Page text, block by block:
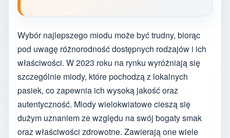
Wybór najlepszego miodu może być trudny, biorąc
pod uwagę różnorodność dostępnych rodzajów i ich
właściwości. W 2023 roku na rynku wyróżniają się
szczególnie miody, które pochodzą z lokalnych
pasiek, co zapewnia ich wysoką jakość oraz
autentyczność. Miody wielokwiatowe cieszą się
dużym uznaniem ze względu na swój bogaty smak
oraz właściwości zdrowotne. Zawierają one wiele